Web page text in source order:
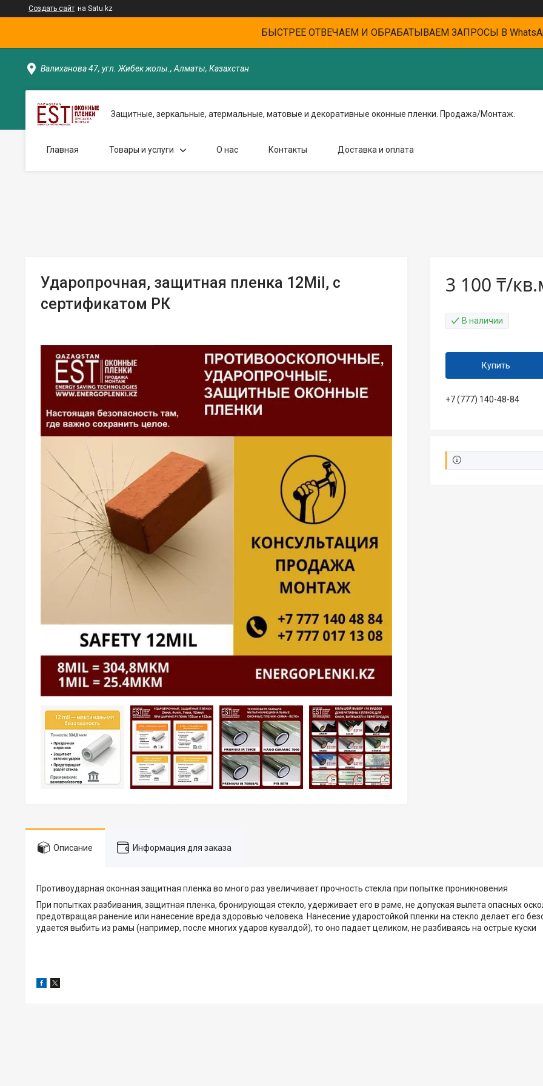
Создать сайт на Satu.kz
БЫСТРЕЕ ОТВЕЧАЕМ И ОБРАБАТЫВАЕМ ЗАПРОСЫ В
Валиханова 47, угл. Жибек жолы., Алматы, Казахстан
Защитные, зеркальные, атермальные, матовые и декоративные оконные пленки. Продажа/Монтаж.
Главная Товары и услуги О нас Контакты Доставка и оплата
Ударопрочная, защитная пленка 12Mil, с
сертификатом РК
3 100 ₸/
В наличии
Купить
+7 (777) 140-48-84
Описание Информация для заказа
Противоударная оконная защитная пленка во много раз увеличивает прочность стекла при попытке проникновения
При попытках разбивания, защитная пленка, бронирующая стекло, удерживает его в раме, не допуская вылета опасных
предотвращая ранение или нанесение вреда здоровью человека. Нанесение ударостойкой пленки на стекло делает его
удается выбить из рамы (например, после многих ударов кувалдой), то оно падает целиком, не разбиваясь на острые куски